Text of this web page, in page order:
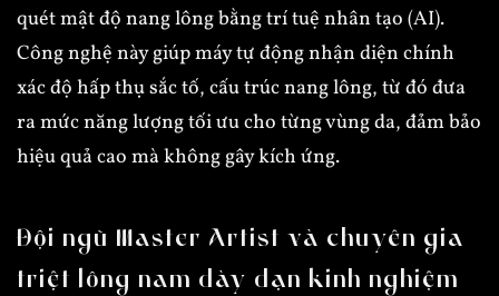
quét mật độ nang lông bằng trí tuệ nhân tạo (AI).
Công nghệ này giúp máy tự động nhận diện chính
xác độ hấp thụ sắc tố, cấu trúc nang lông, từ đó đưa
ra mức năng lượng tối ưu cho từng vùng da, đảm bảo
hiệu quả cao mà không gây kích ứng.
Đội ngũ Master Artist và chuyên gia
triệt lông nam dày dạn kinh nghiệm